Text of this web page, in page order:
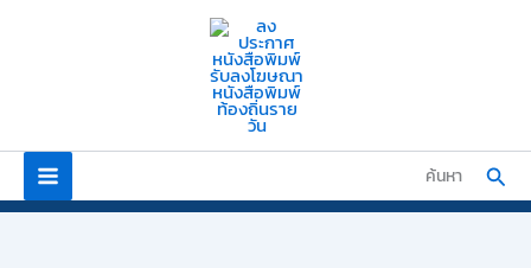
ค้นหา